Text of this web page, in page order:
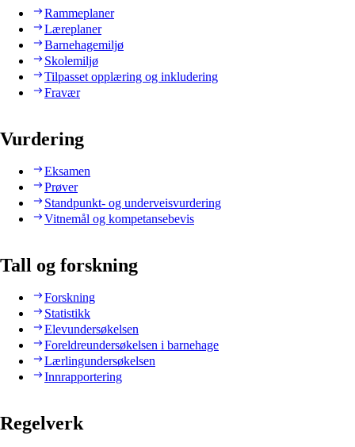
Rammeplaner
Læreplaner
Barnehagemiljø
Skolemiljø
Tilpasset opplæring og inkludering
Fravær
Vurdering
Eksamen
Prøver
Standpunkt- og underveisvurdering
Vitnemål og kompetansebevis
Tall og forskning
Forskning
Statistikk
Elevundersøkelsen
Foreldreundersøkelsen i barnehage
Lærlingundersøkelsen
Innrapportering
Regelverk